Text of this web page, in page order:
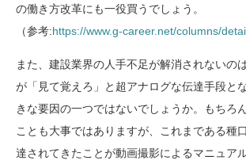
の働き方改革にも一役買うでしょう。
（参考:https://www.g-career.net/columns/
また、建設業界の人手不足が解消されないの
が「見て覚えろ」と超アナログな伝達手段と
きな要因の一つではないでしょうか。もちろ
ことも大事ではありますが、これまである種
達されてきたことが動画撮影によるマニュア